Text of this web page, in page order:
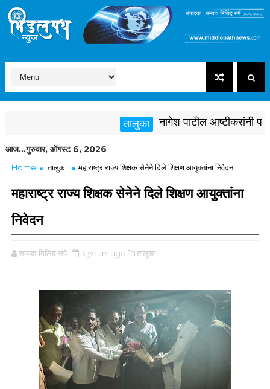
तालुका नागेश पाटील आष्टीकरांनी
आज...गुरुवार, ऑगस्ट 6, 2026
Home तालुका महाराष्ट्र राज्य शिक्षक सेनेने दिले शिक्षण आयुक्तांना निवेदन
महाराष्ट्र राज्य शिक्षक सेनेने दिले शिक्षण आयुक्तांना
निवेदन
सम्यक मिलिंद सर्पे 3 years ago तालुका,